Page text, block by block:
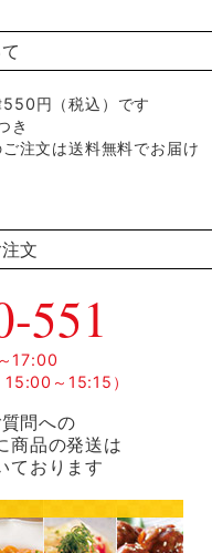
円（税込）です
き
注文は送料無料でお届け
文
551
17:00
～15:15）
問への
商品の発送は
ております